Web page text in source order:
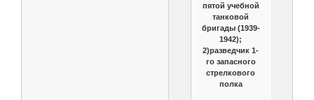
пятой учебной
танковой
бригады (1939-
1942);
2)разведчик 1-
го запасного
стрелкового
полка